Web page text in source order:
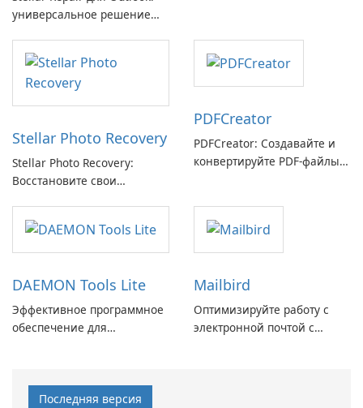
универсальное решение
электронной почты
Stellar Photo Recovery
Stellar Photo Recovery:
Восстановите свои
с легкостью
PDFCreator
PDFCreator: Создавайте и
конвертируйте PDF-файлы с
DAEMON Tools Lite
Эффективное программное
обеспечение для
Mailbird
Оптимизируйте работу с
электронной почтой с
Последняя версия